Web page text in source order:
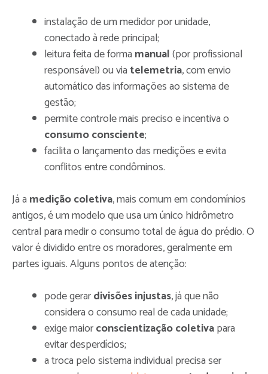
instalação de um medidor por unidade,
conectado à rede principal;
leitura feita de forma manual(por profissional
responsável) ou via telemetria, com envio
automático das informações ao sistema de
gestão;
permite controle mais preciso e incentiva o
consumo consciente;
facilita o lançamento das medições e evita
conflitos entre condôminos.
Já a medição coletiva, mais comum em condomínios
antigos, é um modelo que usa um único hidrômetro
central para medir o consumo total de água do prédio. O
valor é dividido entre os moradores, geralmente em
partes iguais. Alguns pontos de atenção:
pode gerardivisões injustas, já que não
considera o consumo real de cada unidade;
exige maiorconscientização coletivapara
evitar desperdícios;
a troca pelo sistema individual precisa ser